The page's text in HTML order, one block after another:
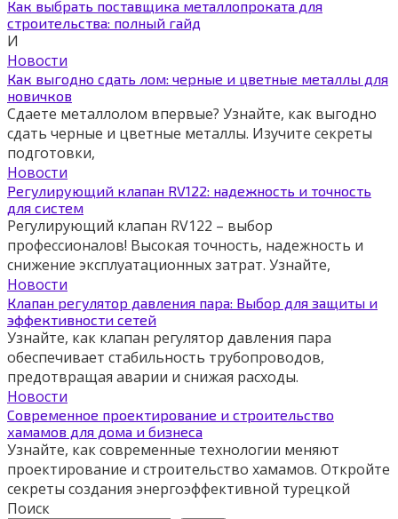
Как выбрать поставщика металлопроката для
строительства: полный гайд
И
Новости
Как выгодно сдать лом: черные и цветные металлы для
новичков
Сдаете металлолом впервые? Узнайте, как выгодно
сдать черные и цветные металлы. Изучите секреты
подготовки,
Новости
Регулирующий клапан RV122: надежность и точность
для систем
Регулирующий клапан RV122 – выбор
профессионалов! Высокая точность, надежность и
снижение эксплуатационных затрат. Узнайте,
Новости
Клапан регулятор давления пара: Выбор для защиты и
эффективности сетей
Узнайте, как клапан регулятор давления пара
обеспечивает стабильность трубопроводов,
предотвращая аварии и снижая расходы.
Новости
Современное проектирование и строительство
хамамов для дома и бизнеса
Узнайте, как современные технологии меняют
проектирование и строительство хамамов. Откройте
секреты создания энергоэффективной турецкой
Поиск